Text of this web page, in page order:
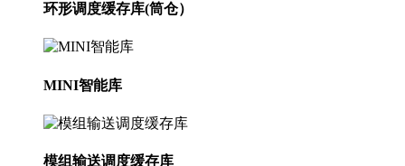
环形调度缓存库(筒仓）
MINI智能库
模组输送调度缓存库